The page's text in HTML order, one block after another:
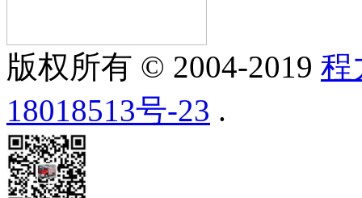
版权所有 © 2004-2019 程
18018513号-23 .